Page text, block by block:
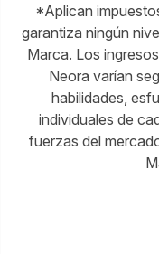
*Aplican
garantiza ningún
Marca. Los
Neora varían
habilidades,
individuales de
fuerzas del